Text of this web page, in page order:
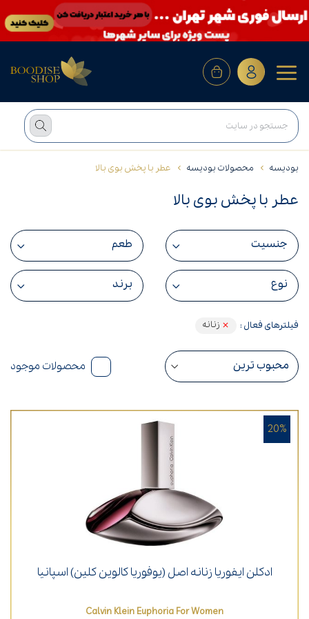
بودیسه محصولات بودیسه عطر با پخش بوی بالا
عطر با پخش بوی بالا
جنسیت طعم
نوع برند
فیلترهای فعال : زنانه
محصولات موجود
ادکلن ایفوریا زنانه اصل (یوفوریا کالوین کلین) اسپانیا
Calvin Klein Euphoria For Women
20%